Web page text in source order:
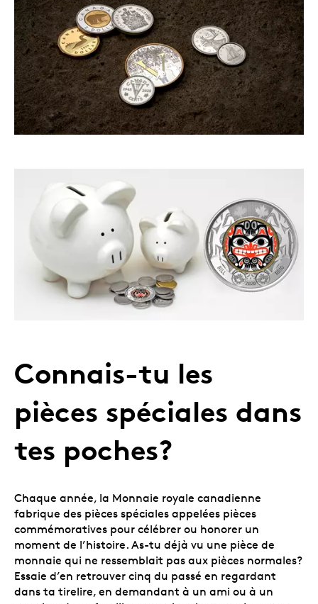
Connais-tu les
pièces spéciales dans
tes poches?
Chaque année, la Monnaie royale canadienne
fabrique des pièces spéciales appelées pièces
commémoratives pour célébrer ou honorer un
moment de l’histoire. As-tu déjà vu une pièce de
monnaie qui ne ressemblait pas aux pièces normales?
Essaie d’en retrouver cinq du passé en regardant
dans ta tirelire, en demandant à un ami ou à un